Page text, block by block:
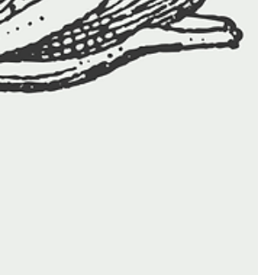
간이 짧기 때문에 시간 활용이 효율적이며
통비 부담도 줄일 수 있습니다. 특히 대전, 서
울, 부산, 대구, 인천, 광주, 울산 등 주요 지역
에서는 다양한 업종의 단기알바 공고가 꾸준
히 올라오고 있습니다. 편의점, 카페, 행사 스